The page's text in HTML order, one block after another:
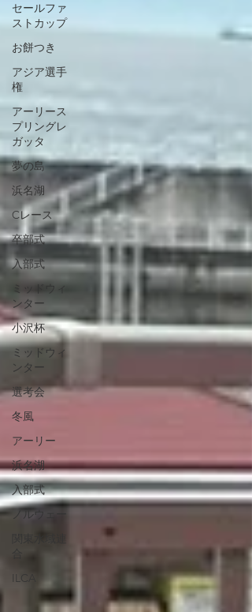
セールファ
ストカップ
お餅つき
アジア選手
権
アーリース
プリングレ
ガッタ
夢の島
浜名湖
Cレース
卒部式
入部式
ミッドウィ
ンター
小沢杯
ミッドウィ
ンター
選考会
冬風
アーリー
浜名湖
入部式
ノルウェー
ILCA